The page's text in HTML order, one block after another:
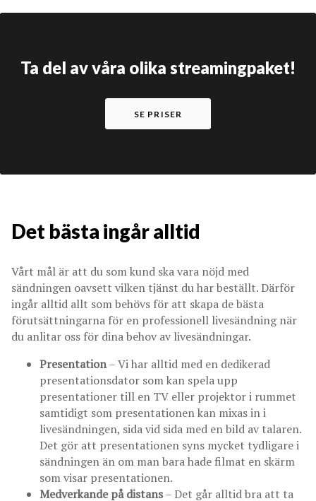
Ta del av våra olika streamingpaket!
SE PRISER
Det bästa ingår alltid
Vårt mål är att du som kund ska vara nöjd med
sändningen oavsett vilken tjänst du har beställt. Därför
ingår alltid allt som behövs för att skapa de bästa
förutsättningarna för en professionell livesändning när
du anlitar oss för dina behov av livesändningar.
Presentation– Vi har alltid med en dedikerad
presentationsdator som kan spela upp
presentationer till en TV eller projektor i rummet
samtidigt som presentationen kan mixas in i
livesändningen, sida vid sida med en bild av talaren.
Det gör att presentationen syns mycket tydligare i
sändningen än om man bara hade filmat en skärm
som visar presentationen.
Medverkande på distans– Det går alltid bra att ta